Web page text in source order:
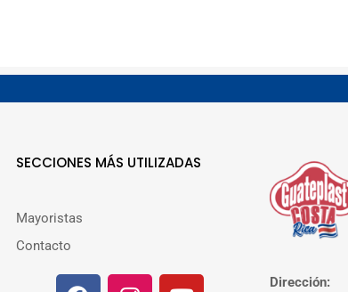
SECCIONES MÁS UTILIZADAS
Mayoristas
Contacto
Dirección: